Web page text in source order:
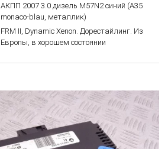
АКПП 2007 3.0 дизель M57N2 синий (A35
monaco-blau, металлик)
FRM II, Dynamic Xenon. Дорестайлинг. Из
Европы, в хорошем состоянии